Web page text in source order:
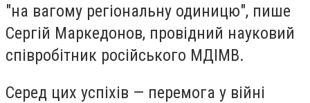
"на вагому регіональну одиницю", пише
Сергій Маркедонов, провідний науковий
співробітник російського МДІМВ.
Серед цих успіхів — перемога у війні